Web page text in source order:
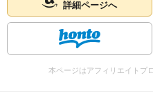
詳細ページへ
本ページはアフィリエイトプ